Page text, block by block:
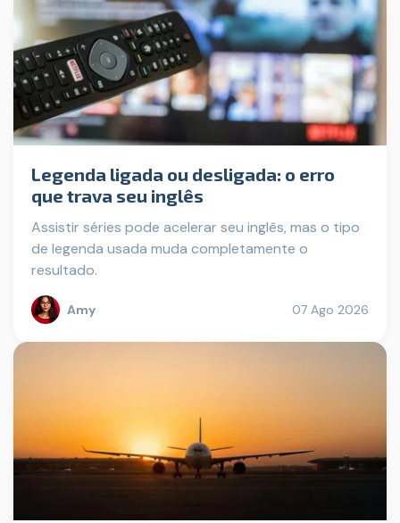
Legenda ligada ou desligada: o erro
que trava seu inglês
Assistir séries pode acelerar seu inglês, mas o tipo
de legenda usada muda completamente o
resultado.
Amy 07 Ago 2026